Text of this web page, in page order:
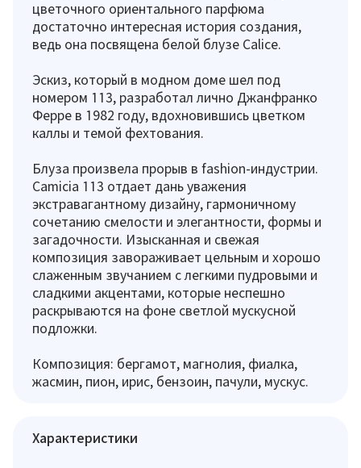
цветочного ориентального парфюма
достаточно интересная история создания,
ведь она посвящена белой блузе Calice.
Эскиз, который в модном доме шел под
номером 113, разработал лично Джанфранко
Ферре в 1982 году, вдохновившись цветком
каллы и темой фехтования.
Блуза произвела прорыв в fashion-индустрии.
Camicia 113 отдает дань уважения
экстравагантному дизайну, гармоничному
сочетанию смелости и элегантности, формы и
загадочности. Изысканная и свежая
композиция завораживает цельным и хорошо
слаженным звучанием с легкими пудровыми и
сладкими акцентами, которые неспешно
раскрываются на фоне светлой мускусной
подложки.
Композиция: бергамот, магнолия, фиалка,
жасмин, пион, ирис, бензоин, пачули, мускус.
Характеристики